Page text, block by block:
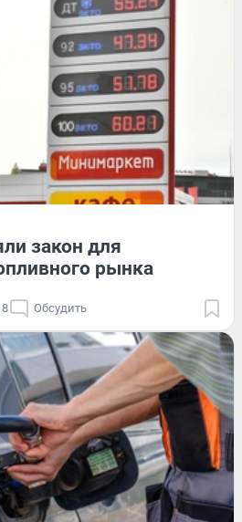
закон для
рынка
Обсудить